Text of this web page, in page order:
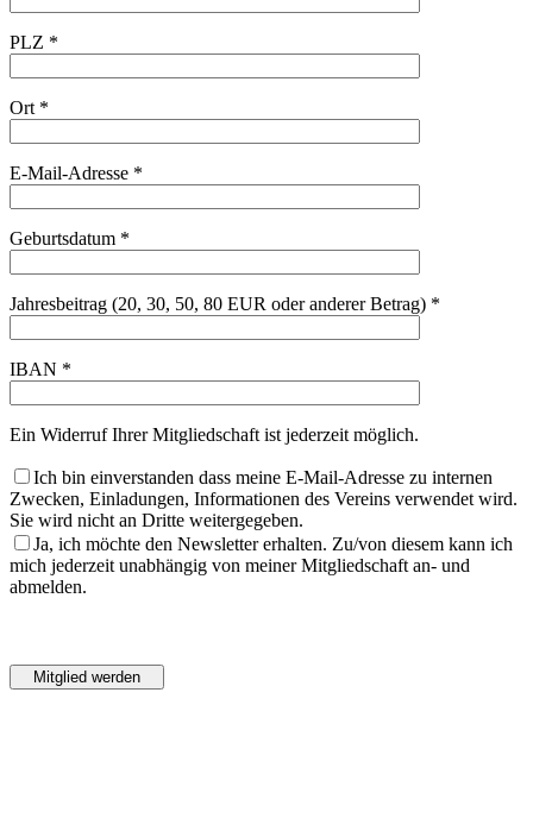
PLZ *
Ort *
E-Mail-Adresse *
Geburtsdatum *
Jahresbeitrag (20, 30, 50, 80 EUR oder anderer Betrag) *
IBAN *
Ein Widerruf Ihrer Mitgliedschaft ist jederzeit möglich.
Ich bin einverstanden dass meine E-Mail-Adresse zu internen
Zwecken, Einladungen, Informationen des Vereins verwendet wird.
Sie wird nicht an Dritte weitergegeben.
Ja, ich möchte den Newsletter erhalten. Zu/von diesem kann ich
mich jederzeit unabhängig von meiner Mitgliedschaft an- und
abmelden.
dieses
Feld
lasse
dieses